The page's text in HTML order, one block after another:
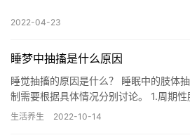
2022-04-23
睡梦中抽搐是什么原因
睡觉抽搐的原因是什么？ 睡眠中的肢体
制需要根据具体情况分别讨论。 1.周期性
以睡眠期间周期性出现反复、高度刻板的
生活养生 2022-10-14